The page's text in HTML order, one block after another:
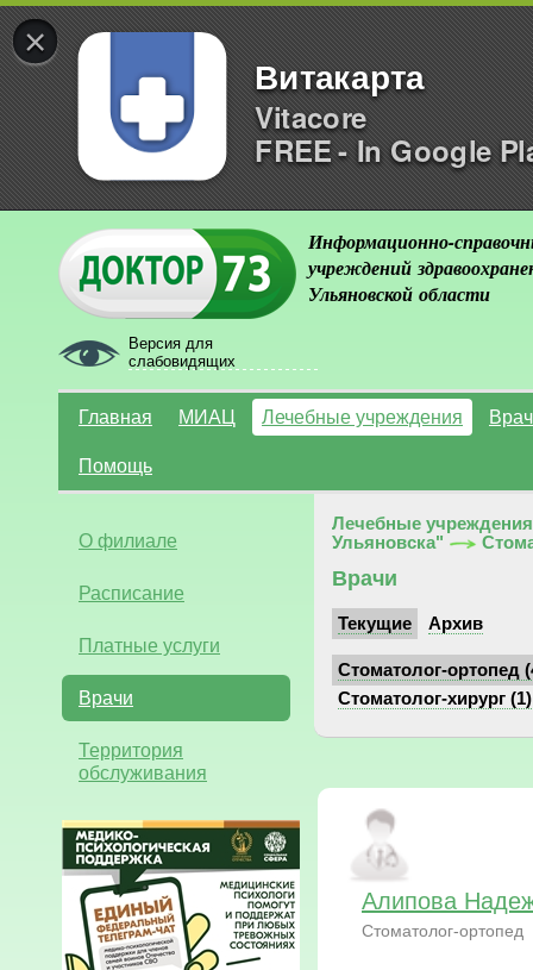
×
Витакарта
Vitacore
FREE - In Google
Версия для
слабовидящих
Информационно-
учреждений
Ульяновской области
Главная МИАЦ Лечебные учреждения
Помощь
О филиале
Расписание
Платные услуги
Врачи
Территория
обслуживания
Лечебные учреждения
Ульяновска"
Врачи
Текущие Архив
Стоматолог-ортопед
Стоматолог-хирург (1)
Алипова
Стоматолог-ортопед